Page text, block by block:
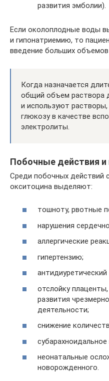
развития эмболии).
Если околоплодные воды
и гипонатриемию, то
введение больших
Когда назначается
общий объем раствора
и используют
глюкозу в качестве
электролиты.
Побочные действия и
Среди побочных действий
окситоцина выделяют:
тошноту, рвотные
нарушения
аллергические
гипертензию;
отслойку
развития
деятельности;
снижение
неонатальные
новорожденного.